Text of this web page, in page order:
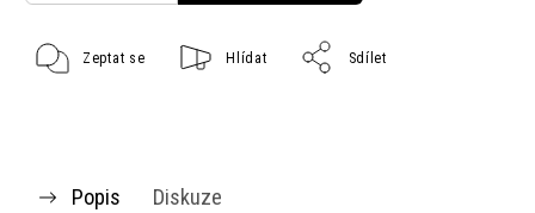
Zeptat se Hlídat Sdílet
Popis Diskuze